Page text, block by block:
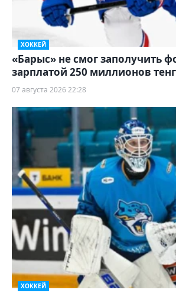
ХОККЕЙ
«Барыс» не смог заполучить
зарплатой 250 миллионов
07 августа 2026 22:28
ХОККЕЙ